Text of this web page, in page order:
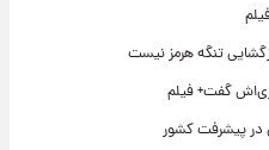
تنگه هرمز نیست
گفت+ فیلم
در پیشرفت کشور